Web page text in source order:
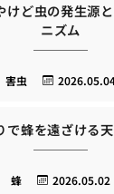
けど虫の発生源
ニズム
害虫
で蜂を遠ざける
2026.05.02
蜂